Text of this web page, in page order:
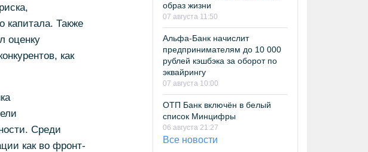
капитала. Также
оценку
как
Среди
как во фронт-
образ жизни
07 августа 11:50
Альфа-Банк начислит
предпринимателям до 10 000
рублей кэшбэка за оборот по
эквайрингу
07 августа 10:00
ОТП Банк включён в белый
список Минцифры
06 августа 21:27
Все новости